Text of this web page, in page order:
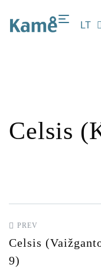
LT
EN
Celsis
PREV
Celsis
9)